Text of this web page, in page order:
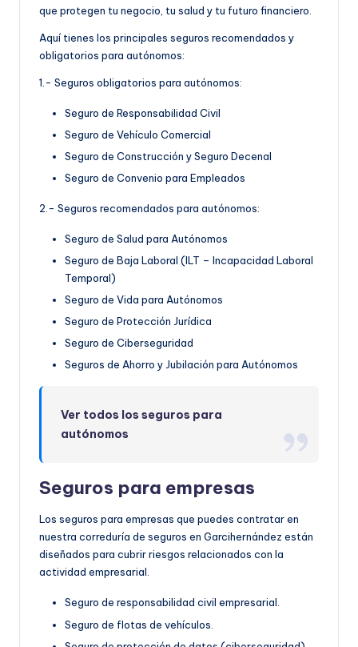
que protegen tu negocio, tu salud y tu futuro financiero.
Aquí tienes los principales seguros recomendados y
obligatorios para autónomos:
1.- Seguros obligatorios para autónomos:
Seguro de Responsabilidad Civil
Seguro de Vehículo Comercial
Seguro de Construcción y Seguro Decenal
Seguro de Convenio para Empleados
2.- Seguros recomendados para autónomos:
Seguro de Salud para Autónomos
Seguro de Baja Laboral (ILT – Incapacidad Laboral
Temporal)
Seguro de Vida para Autónomos
Seguro de Protección Jurídica
Seguro de Ciberseguridad
Seguros de Ahorro y Jubilación para Autónomos
Ver todos los seguros para
autónomos
Seguros para empresas
Los seguros para empresas que puedes contratar en
nuestra correduría de seguros en Garcihernández están
diseñados para cubrir riesgos relacionados con la
actividad empresarial.
Seguro de responsabilidad civil empresarial.
Seguro de flotas de vehículos.